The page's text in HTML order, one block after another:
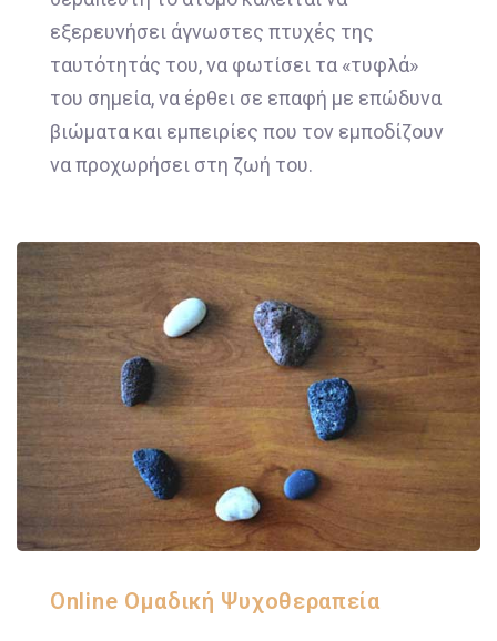
εξερευνήσει άγνωστες πτυχές της
ταυτότητάς του, να φωτίσει τα «τυφλά»
του σημεία, να έρθει σε επαφή με επώδυνα
βιώματα και εμπειρίες που τον εμποδίζουν
να προχωρήσει στη ζωή του.
Online Ομαδική Ψυχοθεραπεία